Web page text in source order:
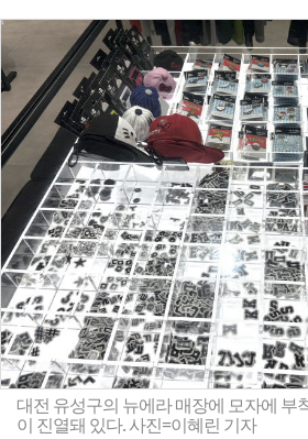
대전 유성구의 뉴에라 매장에 모자에 부
이 진열돼 있다. 사진=이혜린 기자